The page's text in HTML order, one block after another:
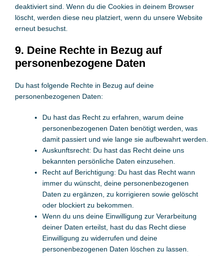
deaktiviert sind. Wenn du die Cookies in deinem Browser
löscht, werden diese neu platziert, wenn du unsere Website
erneut besuchst.
9. Deine Rechte in Bezug auf
personenbezogene Daten
Du hast folgende Rechte in Bezug auf deine
personenbezogenen Daten:
Du hast das Recht zu erfahren, warum deine
personenbezogenen Daten benötigt werden, was
damit passiert und wie lange sie aufbewahrt werden.
Auskunftsrecht: Du hast das Recht deine uns
bekannten persönliche Daten einzusehen.
Recht auf Berichtigung: Du hast das Recht wann
immer du wünscht, deine personenbezogenen
Daten zu ergänzen, zu korrigieren sowie gelöscht
oder blockiert zu bekommen.
Wenn du uns deine Einwilligung zur Verarbeitung
deiner Daten erteilst, hast du das Recht diese
Einwilligung zu widerrufen und deine
personenbezogenen Daten löschen zu lassen.